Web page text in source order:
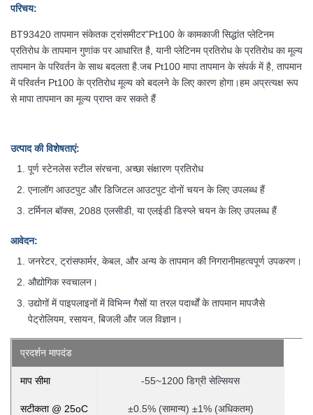
परिचय:
BT93420 तापमान संकेतक ट्रांसमीटर"Pt100 के कामकाजी सिद्धांत प्लेटिनम
प्रतिरोध के तापमान गुणांक पर आधारित है, यानी प्लेटिनम प्रतिरोध के प्रतिरोध का मूल्य
तापमान के परिवर्तन के साथ बदलता है.जब Pt100 मापा तापमान के संपर्क में है, तापमान
में परिवर्तन Pt100 के प्रतिरोध मूल्य को बदलने के लिए कारण होगा।हम अप्रत्यक्ष रूप
से मापा तापमान का मूल्य प्राप्त कर सकते हैं
उत्पाद की विशेषताएं:
पूर्ण स्टेनलेस स्टील संरचना, अच्छा संक्षारण प्रतिरोध
एनालॉग आउटपुट और डिजिटल आउटपुट दोनों चयन के लिए उपलब्ध हैं
टर्मिनल बॉक्स, 2088 एलसीडी, या एलईडी डिस्प्ले चयन के लिए उपलब्ध हैं
आवेदन:
जनरेटर, ट्रांसफार्मर, केबल, और अन्य के तापमान की निगरानीमहत्वपूर्ण उपकरण।
औद्योगिक स्वचालन।
उद्योगों में पाइपलाइनों में विभिन्न गैसों या तरल पदार्थों के तापमान मापजैसे
पेट्रोलियम, रसायन, बिजली और जल विज्ञान।
प्रदर्शन मापदंड
माप सीमा -55~1200 डिग्री सेल्सियस
सटीकता @ 25oC ±0.5% (सामान्य) ±1% (अधिकतम)